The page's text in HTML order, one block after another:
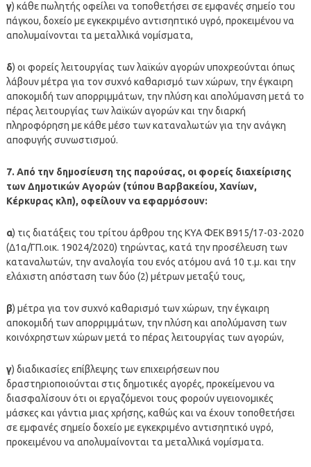
γ) κάθε πωλητής οφείλει να τοποθετήσει σε εμφανές σημείο του
πάγκου, δοχείο με εγκεκριμένο αντισηπτικό υγρό, προκειμένου να
απολυμαίνονται τα μεταλλικά νομίσματα,
δ) οι φορείς λειτουργίας των λαϊκών αγορών υποχρεούνται όπως
λάβουν μέτρα για τον συχνό καθαρισμό των χώρων, την έγκαιρη
αποκομιδή των απορριμμάτων, την πλύση και απολύμανση μετά το
πέρας λειτουργίας των λαϊκών αγορών και την διαρκή
πληροφόρηση με κάθε μέσο των καταναλωτών για την ανάγκη
αποφυγής συνωστισμού.
7. Από την δημοσίευση της παρούσας, οι φορείς διαχείρισης
των Δημοτικών Αγορών (τύπου Βαρβακείου, Χανίων,
Κέρκυρας κλπ), οφείλουν να εφαρμόσουν:
α) τις διατάξεις του τρίτου άρθρου της ΚΥΑ ΦΕΚ Β915/17-03-2020
(Δ1α/ΓΠ.οικ. 19024/2020) τηρώντας, κατά την προσέλευση των
καταναλωτών, την αναλογία του ενός ατόμου ανά 10 τ.μ. και την
ελάχιστη απόσταση των δύο (2) μέτρων μεταξύ τους,
β) μέτρα για τον συχνό καθαρισμό των χώρων, την έγκαιρη
αποκομιδή των απορριμμάτων, την πλύση και απολύμανση των
κοινόχρηστων χώρων μετά το πέρας λειτουργίας των αγορών,
γ) διαδικασίες επίβλεψης των επιχειρήσεων που
δραστηριοποιούνται στις δημοτικές αγορές, προκείμενου να
διασφαλίσουν ότι οι εργαζόμενοι τους φορούν υγειονομικές
μάσκες και γάντια μιας χρήσης, καθώς και να έχουν τοποθετήσει
σε εμφανές σημείο δοχείο με εγκεκριμένο αντισηπτικό υγρό,
προκειμένου να απολυμαίνονται τα μεταλλικά νομίσματα.